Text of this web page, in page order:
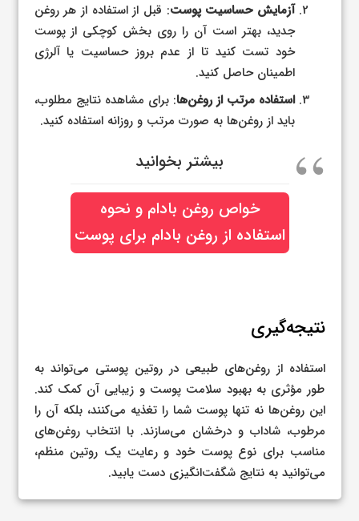
آزمایش حساسیت پوست: قبل از استفاده از هر روغن
جدید، بهتر است آن را روی بخش کوچکی از پوست
خود تست کنید تا از عدم بروز حساسیت یا آلرژی
اطمینان حاصل کنید.
استفاده مرتب از روغن‌ها: برای مشاهده نتایج مطلوب،
باید از روغن‌ها به صورت مرتب و روزانه استفاده کنید.
بیشتر بخوانید
خواص روغن بادام و نحوه
استفاده از روغن بادام برای پوست
نتیجه‌گیری
استفاده از روغن‌های طبیعی در روتین پوستی می‌تواند به
طور مؤثری به بهبود سلامت پوست و زیبایی آن کمک کند.
این روغن‌ها نه تنها پوست شما را تغذیه می‌کنند، بلکه آن را
مرطوب، شاداب و درخشان می‌سازند. با انتخاب روغن‌های
مناسب برای نوع پوست خود و رعایت یک روتین منظم،
می‌توانید به نتایج شگفت‌انگیزی دست یابید.